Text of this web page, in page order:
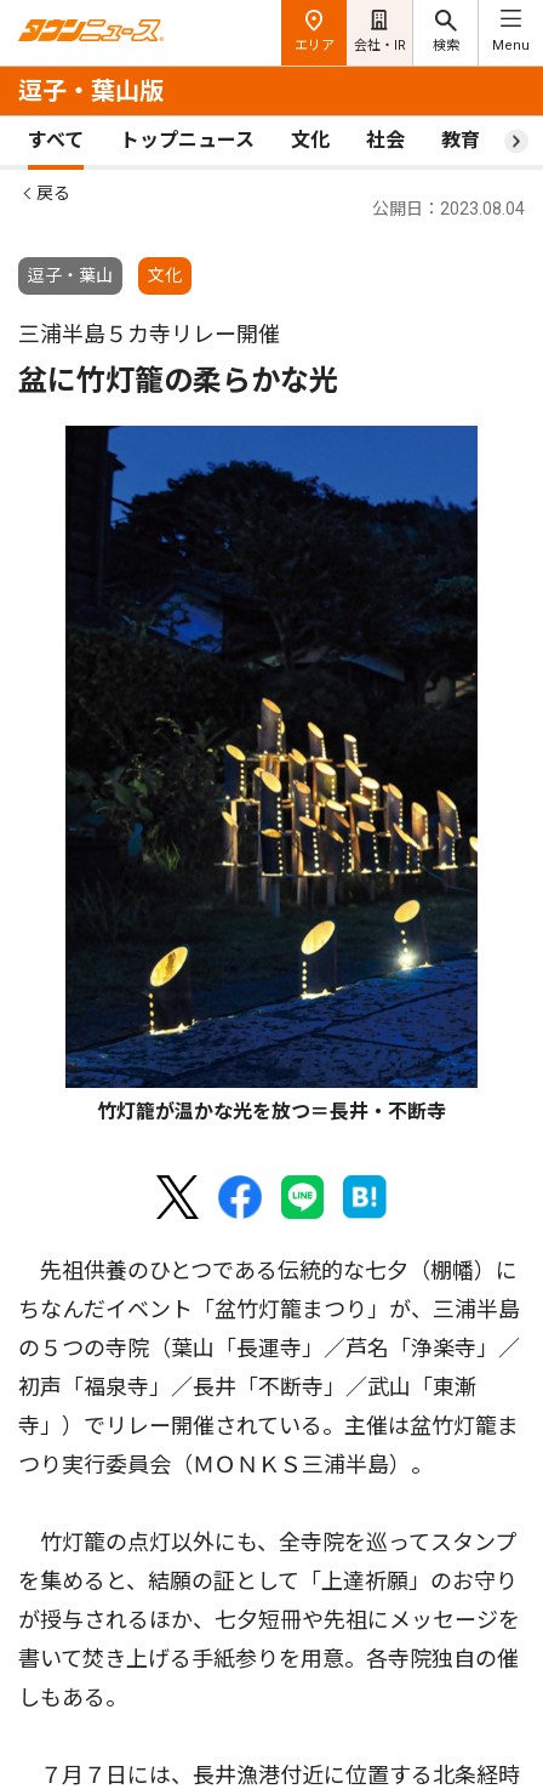
エリア 会社・IR 検索 Menu
逗子・葉山版
すべて トップニュース 文化 社会 教育 ス
戻る
逗子・葉山 文化
公開日：2023.08.04
三浦半島５カ寺リレー開催
盆に竹灯籠の柔らかな光
竹灯籠が温かな光を放つ＝長井・不断寺
先祖供養のひとつである伝統的な七夕（棚幡）に
ちなんだイベント「盆竹灯籠まつり」が、三浦半島
の５つの寺院（葉山「長運寺」／芦名「浄楽寺」／
初声「福泉寺」／長井「不断寺」／武山「東漸
寺」）でリレー開催されている。主催は盆竹灯籠ま
つり実行委員会（ＭＯＮＫＳ三浦半島）。
竹灯籠の点灯以外にも、全寺院を巡ってスタンプ
を集めると、結願の証として「上達祈願」のお守り
が授与されるほか、七夕短冊や先祖にメッセージを
書いて焚き上げる手紙参りを用意。各寺院独自の催
しもある。
７月７日には、長井漁港付近に位置する北条経時